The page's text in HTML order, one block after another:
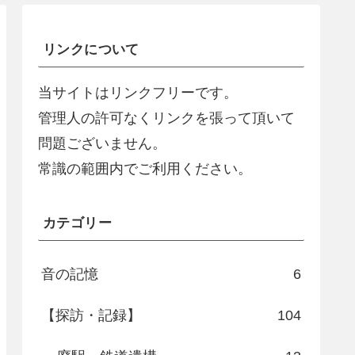
リンクについて
当サイトはリンクフリーです。
管理人の許可なくリンクを張って頂いて
問題ございません。
常識の範囲内でご利用ください。
カテゴリー
音の記憶 6
【探訪・記録】 104